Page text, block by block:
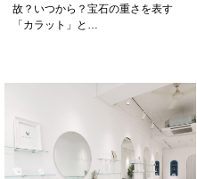
故？いつから？宝石の重さを表す
「カラット」と…